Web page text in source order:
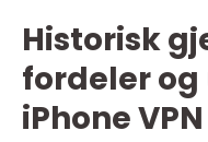
Historisk
fordeler
iPhone VPN